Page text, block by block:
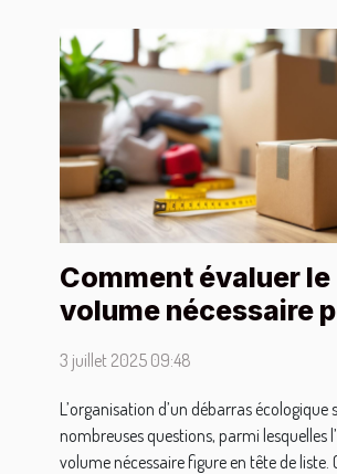
Comment évaluer le
volume nécessaire
débarras écologique
3 juillet 2025 09:48
L’organisation d’un débarras écologique
nombreuses questions, parmi lesquelles
volume nécessaire figure en tête de liste.